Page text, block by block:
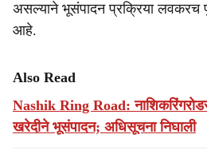
असल्याने भूसंपादन प्रक्रिया लवकरच
आहे.
Also Read
Nashik Ring Road:
खरेदीने भूसंपादन; अधिसूचना निघाली